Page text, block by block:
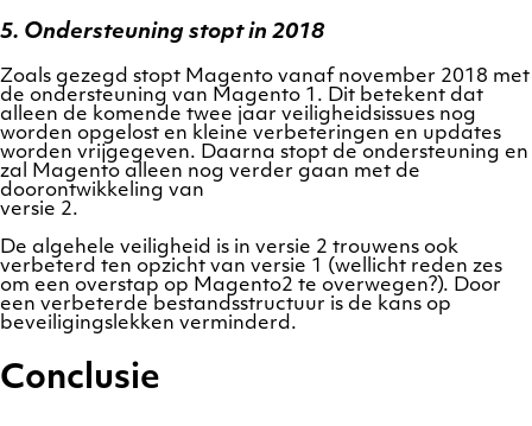
5. Ondersteuning stopt in 2018
Zoals gezegd stopt Magento vanaf november 2018 met
de ondersteuning van Magento 1. Dit betekent dat
alleen de komende twee jaar veiligheidsissues nog
worden opgelost en kleine verbeteringen en updates
worden vrijgegeven. Daarna stopt de ondersteuning en
zal Magento alleen nog verder gaan met de
doorontwikkeling van
versie 2.
De algehele veiligheid is in versie 2 trouwens ook
verbeterd ten opzicht van versie 1 (wellicht reden zes
om een overstap op Magento2 te overwegen?). Door
een verbeterde bestandsstructuur is de kans op
beveiligingslekken verminderd.
Conclusie